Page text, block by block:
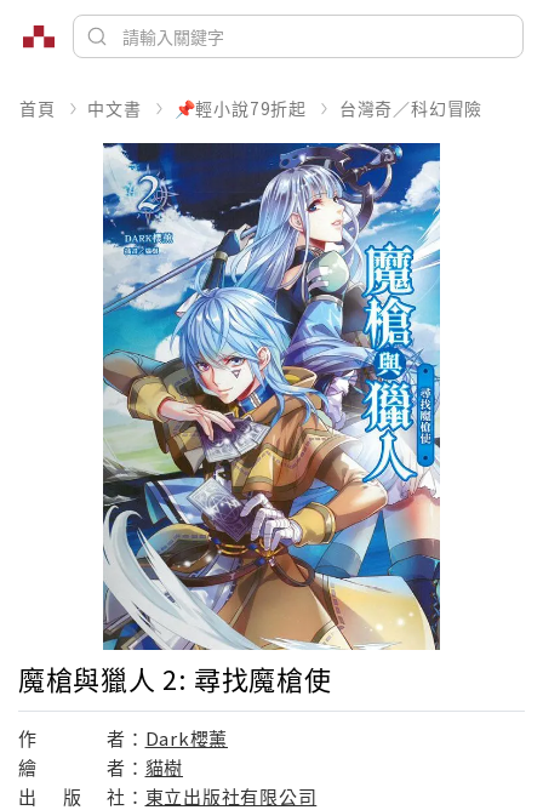
首頁 中文書 📌輕小說79折起 台灣奇／科幻冒險
魔槍與獵人 2: 尋找魔槍使
作 者： Dark櫻薰
繪
者： 貓樹
出
版 社： 東立出版社有限公司